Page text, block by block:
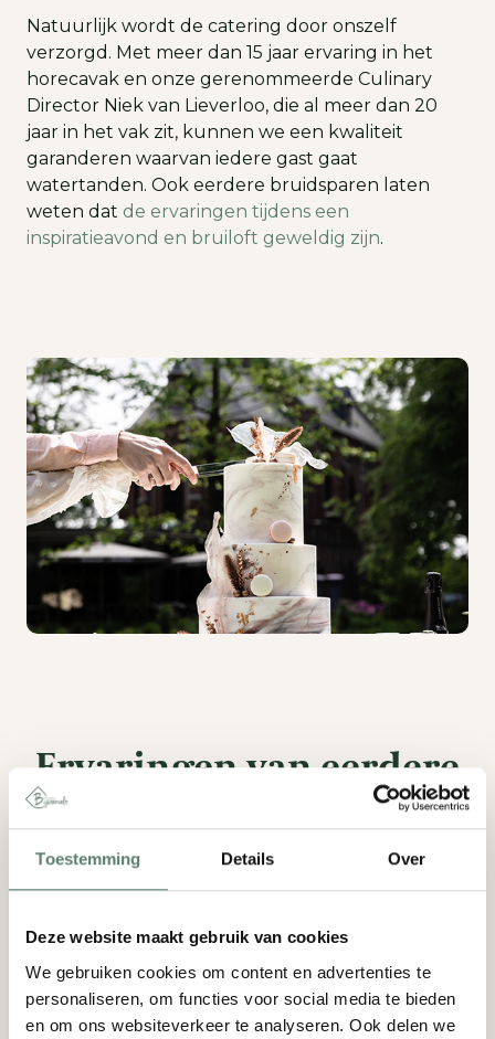
Toestemming Details Over
Deze website maakt gebruik van cookies
We gebruiken cookies om content en advertenties te
personaliseren, om functies voor social media te bieden
en om ons websiteverkeer te analyseren. Ook delen we
Natuurlijk wordt de catering door onszelf
verzorgd. Met meer dan 15 jaar ervaring in het
horecavak en onze gerenommeerde Culinary
Director Niek van Lieverloo, die al meer dan 20
jaar in het vak zit, kunnen we een kwaliteit
garanderen waarvan iedere gast gaat
watertanden. Ook eerdere bruidsparen laten
weten dat de ervaringen tijdens een
inspiratieavond en bruiloft geweldig zijn.
Ervaringen van eerdere
Op platformen zoalsTripadvisor
kun je meer
lezen over de ervaringen van bruidsparen bij